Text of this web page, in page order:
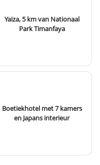
Yaiza, 5 km van Nationaal
Park Timanfaya
Boetiekhotel met 7 kamers
en Japans interieur